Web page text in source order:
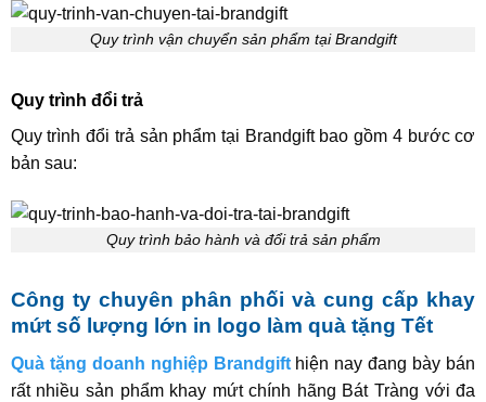
Quy trình vận chuyển sản phẩm tại Brandgift
Quy trình đổi trả
Quy trình đổi trả sản phẩm tại Brandgift bao gồm 4 bước cơ
bản sau:
Quy trình bảo hành và đổi trả sản phẩm
Công ty chuyên phân phối và cung cấp khay
mứt số lượng lớn in logo làm quà tặng Tết
Quà tặng doanh nghiệp Brandgifthiện nay đang bày bán
rất nhiều sản phẩm khay mứt chính hãng Bát Tràng với đa